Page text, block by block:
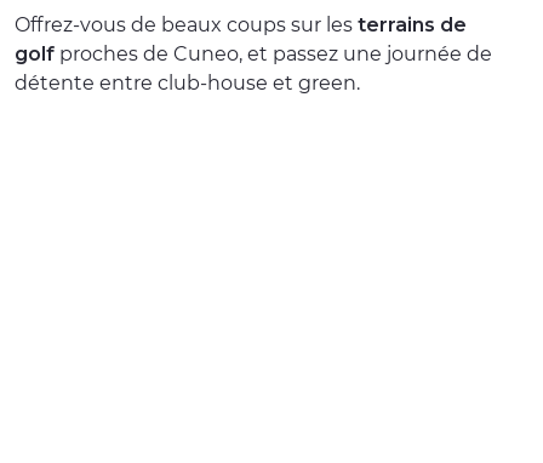
EXPÉRIENCES
ÉVÉNEMENTS
Offrez-vous de beaux coups sur les terrains de
golf proches de Cuneo, et passez une journée de
détente entre club-house et green.